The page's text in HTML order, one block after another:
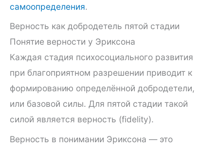
самоопределения.
Верность как добродетель пятой стадии
Понятие верности у Эриксона
Каждая стадия психосоциального развития
при благоприятном разрешении приводит к
формированию определённой добродетели,
или базовой силы. Для пятой стадии такой
силой является верность (fidelity).
Верность в понимании Эриксона — это